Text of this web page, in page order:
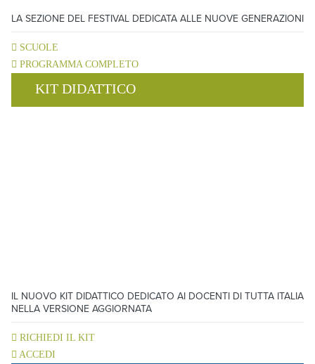
LA SEZIONE DEL FESTIVAL DEDICATA ALLE NUOVE GENERAZIONI
SCUOLE
PROGRAMMA COMPLETO
KIT DIDATTICO
IL NUOVO KIT DIDATTICO DEDICATO AI DOCENTI DI TUTTA ITALIA
NELLA VERSIONE AGGIORNATA
RICHIEDI IL KIT
ACCEDI